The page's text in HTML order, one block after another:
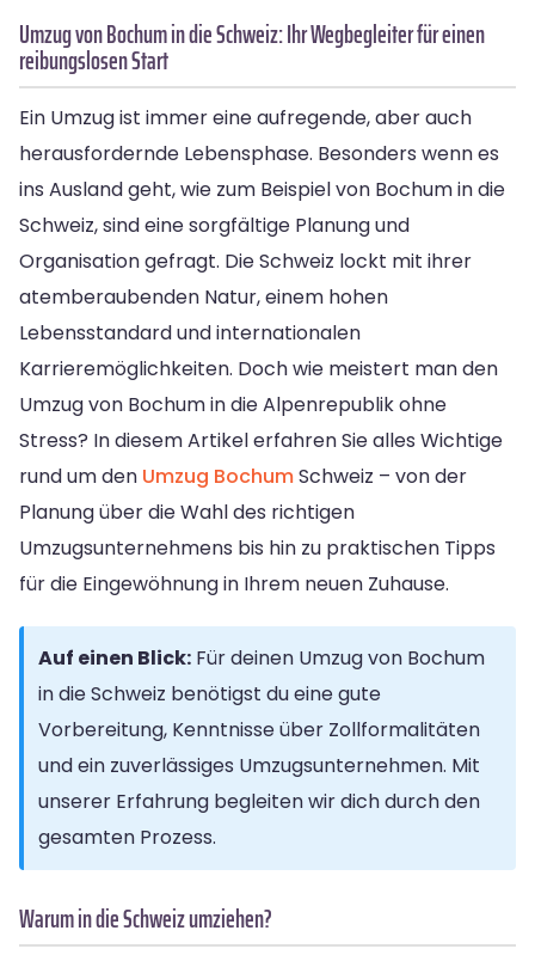
Umzug von Bochum in die Schweiz: Ihr Wegbegleiter für einen
reibungslosen Start
Ein Umzug ist immer eine aufregende, aber auch
herausfordernde Lebensphase. Besonders wenn es
ins Ausland geht, wie zum Beispiel von Bochum in die
Schweiz, sind eine sorgfältige Planung und
Organisation gefragt. Die Schweiz lockt mit ihrer
atemberaubenden Natur, einem hohen
Lebensstandard und internationalen
Karrieremöglichkeiten. Doch wie meistert man den
Umzug von Bochum in die Alpenrepublik ohne
Stress? In diesem Artikel erfahren Sie alles Wichtige
rund um den Umzug BochumSchweiz – von der
Planung über die Wahl des richtigen
Umzugsunternehmens bis hin zu praktischen Tipps
für die Eingewöhnung in Ihrem neuen Zuhause.
Auf einen Blick: Für deinen Umzug von Bochum
in die Schweiz benötigst du eine gute
Vorbereitung, Kenntnisse über Zollformalitäten
und ein zuverlässiges Umzugsunternehmen. Mit
unserer Erfahrung begleiten wir dich durch den
gesamten Prozess.
Warum in die Schweiz umziehen?